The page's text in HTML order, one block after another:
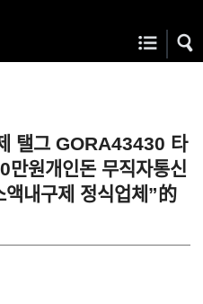
탤그 GORA43430 타
만원개인돈 무직자통신
액내구제 정식업체”的